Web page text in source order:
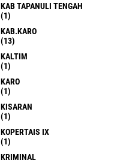
KAB TAPANULI TENGAH
(1)
KAB.KARO
(13)
KALTIM
(1)
KARO
(1)
KISARAN
(1)
KOPERTAIS IX
(1)
KRIMINAL